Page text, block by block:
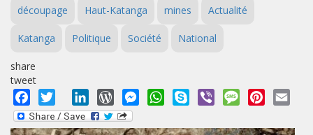
découpage Haut-Katanga mines Actualité
Katanga Politique Société National
share
tweet
Facebook
Twitter LinkedInWordPressMessengerWhatsApp
Skype Viber MessagePinterest